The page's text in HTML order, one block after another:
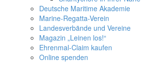
Deutsche Maritime Akademie
Marine-Regatta-Verein
Landesverbände und Vereine
Magazin „Leinen los!“
Ehrenmal-Claim kaufen
Online spenden